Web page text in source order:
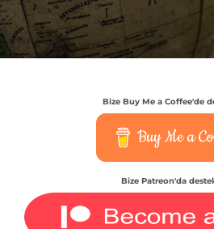
Bize Buy Me a Coffee'de
Buy Me a
Bize Patreon'da